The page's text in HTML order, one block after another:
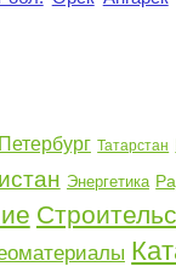
Татарстан
Энергетика